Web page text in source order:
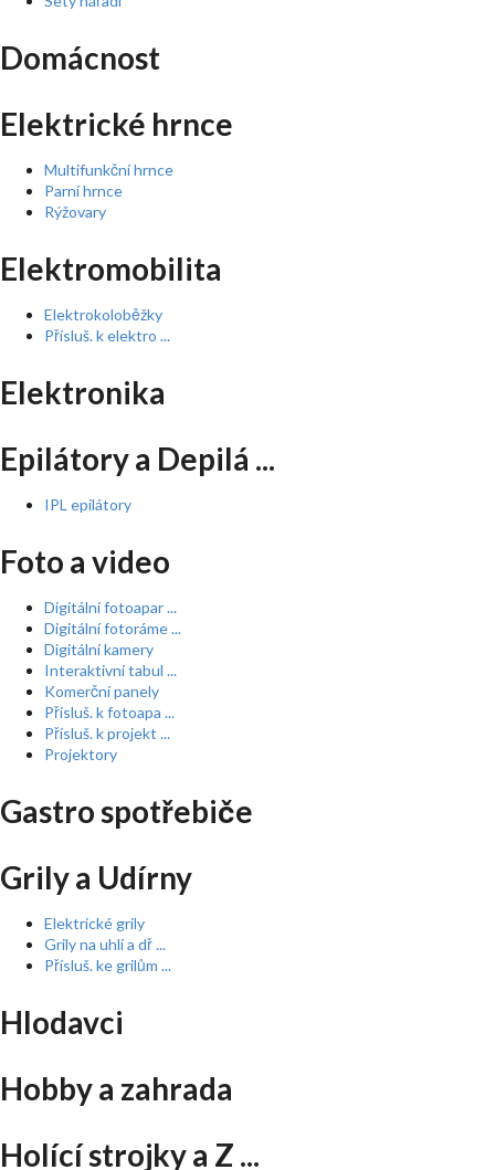
Domácnost
Elektrické hrnce
Multifunkční hrnce
Parní hrnce
Rýžovary
Elektromobilita
Elektrokoloběžky
Přísluš. k elektro ...
Elektronika
Epilátory a Depilá ...
IPL epilátory
Foto a video
Digitální fotoapar ...
Digitální fotoráme ...
Digitální kamery
Interaktivní tabul ...
Komerční panely
Přísluš. k fotoapa ...
Přísluš. k projekt ...
Projektory
Gastro spotřebiče
Grily a Udírny
Elektrické grily
Grily na uhlí a dř ...
Přísluš. ke grilům ...
Hlodavci
Hobby a zahrada
Holící strojky a Z ...